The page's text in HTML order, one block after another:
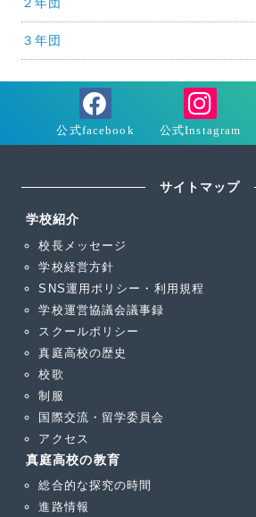
３年団
サイトマップ
学校紹介
校長メッセージ
学校経営方針
SNS運用ポリシー・利用規程
学校運営協議会議事録
スクールポリシー
真庭高校の歴史
校歌
制服
国際交流・留学委員会
アクセス
真庭高校の教育
総合的な探究の時間
進路情報